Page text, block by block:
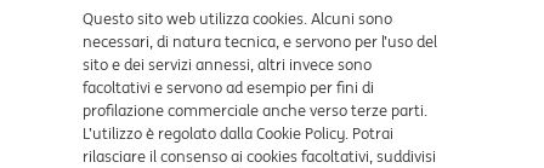
Dove ci trovi
Certificazioni
Questo sito web utilizza cookies. Alcuni sono
necessari, di natura tecnica, e servono per l’uso del
sito e dei servizi annessi, altri invece sono
facoltativi e servono ad esempio per fini di
profilazione commerciale anche verso terze parti.
L’utilizzo è regolato dalla Cookie Policy. Potrai
rilasciare il consenso ai cookies facoltativi, suddivisi